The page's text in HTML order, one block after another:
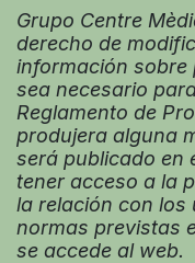
Grupo Centre
derecho de
información sobre
sea necesario
Reglamento de
produjera alguna
será publicado en
tener acceso a la
la relación con los
normas previstas
se accede al web.